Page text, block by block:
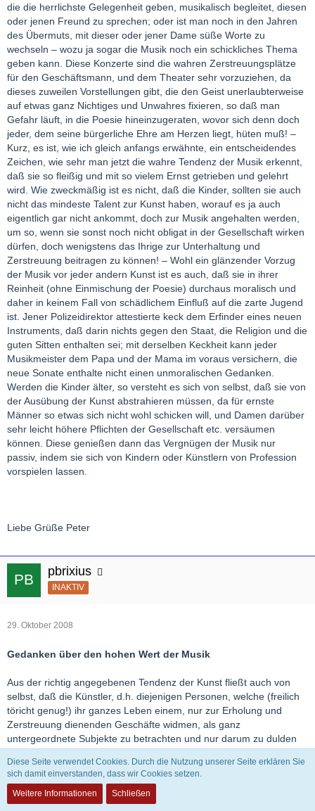
die die herrlichste Gelegenheit geben, musikalisch begleitet, diesen
oder jenen Freund zu sprechen; oder ist man noch in den Jahren
des Übermuts, mit dieser oder jener Dame süße Worte zu
wechseln – wozu ja sogar die Musik noch ein schickliches Thema
geben kann. Diese Konzerte sind die wahren Zerstreuungsplätze
für den Geschäftsmann, und dem Theater sehr vorzuziehen, da
dieses zuweilen Vorstellungen gibt, die den Geist unerlaubterweise
auf etwas ganz Nichtiges und Unwahres fixieren, so daß man
Gefahr läuft, in die Poesie hineinzugeraten, wovor sich denn doch
jeder, dem seine bürgerliche Ehre am Herzen liegt, hüten muß! –
Kurz, es ist, wie ich gleich anfangs erwähnte, ein entscheidendes
Zeichen, wie sehr man jetzt die wahre Tendenz der Musik erkennt,
daß sie so fleißig und mit so vielem Ernst getrieben und gelehrt
wird. Wie zweckmäßig ist es nicht, daß die Kinder, sollten sie auch
nicht das mindeste Talent zur Kunst haben, worauf es ja auch
eigentlich gar nicht ankommt, doch zur Musik angehalten werden,
um so, wenn sie sonst noch nicht obligat in der Gesellschaft wirken
dürfen, doch wenigstens das Ihrige zur Unterhaltung und
Zerstreuung beitragen zu können! – Wohl ein glänzender Vorzug
der Musik vor jeder andern Kunst ist es auch, daß sie in ihrer
Reinheit (ohne Einmischung der Poesie) durchaus moralisch und
daher in keinem Fall von schädlichem Einfluß auf die zarte Jugend
ist. Jener Polizeidirektor attestierte keck dem Erfinder eines neuen
Instruments, daß darin nichts gegen den Staat, die Religion und die
guten Sitten enthalten sei; mit derselben Keckheit kann jeder
Musikmeister dem Papa und der Mama im voraus versichern, die
neue Sonate enthalte nicht einen unmoralischen Gedanken.
Werden die Kinder älter, so versteht es sich von selbst, daß sie von
der Ausübung der Kunst abstrahieren müssen, da für ernste
Männer so etwas sich nicht wohl schicken will, und Damen darüber
sehr leicht höhere Pflichten der Gesellschaft etc. versäumen
können. Diese genießen dann das Vergnügen der Musik nur
passiv, indem sie sich von Kindern oder Künstlern von Profession
vorspielen lassen.
Liebe Grüße Peter
pbrixius
INAKTIV
29. Oktober 2008
Gedanken über den hohen Wert der Musik
Aus der richtig angegebenen Tendenz der Kunst fließt auch von
selbst, daß die Künstler, d.h. diejenigen Personen, welche (freilich
töricht genug!) ihr ganzes Leben einem, nur zur Erholung und
Zerstreuung dienenden Geschäfte widmen, als ganz
untergeordnete Subjekte zu betrachten und nur darum zu dulden
sind, weil sie das miscere utili dulce in Ausübung bringen. Kein
Mensch von gesundem Verstande und gereiften Einsichten wird
den besten Künstler so hoch schätzen, als den wackern
Kanzelisten, ja den Handwerksmann, der das Polster stopfte,
Diese Seite verwendet Cookies. Durch die Nutzung unserer Seite erklären Sie
sich damit einverstanden, dass wir Cookies setzen.
Weitere Informationen
Schließen